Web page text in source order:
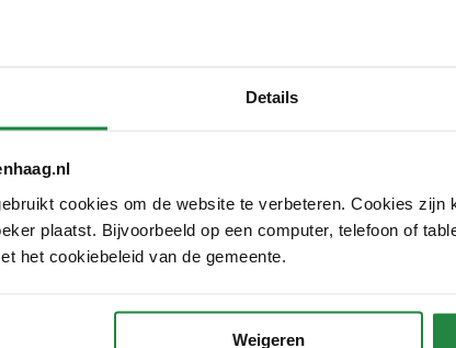
Details
cookies om de website te verbeteren. Cookies zijn
plaatst. Bijvoorbeeld op een computer, telefoon of
het cookiebeleid van de gemeente.
Weigeren
u inzicht of uw energieverbruik met uw huidige
ontvangt na de scan praktisch en begrijpelijk
over hoe u uw aansluiting slimmer kunt gebruiken.
Regio
gekeken naar:
te spreiden